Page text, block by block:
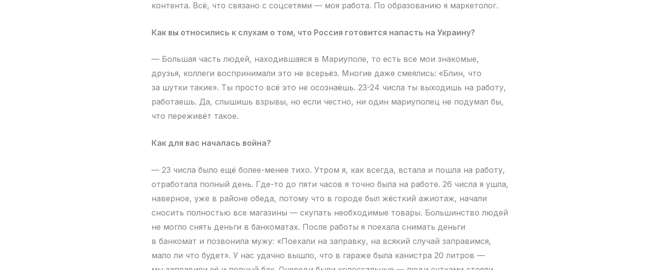
контента. Всё, что связано с соцсетями — моя работа. По образованию я маркетолог.
Как вы относились к слухам о том, что Россия готовится напасть на Украину?
— Большая часть людей, находившаяся в Мариуполе, то есть все мои знакомые,
друзья, коллеги воспринимали это не всерьёз. Многие даже смеялись: «Блин, что
за шутки такие». Ты просто всё это не осознаёшь. 23-24 числа ты выходишь на работу,
работаешь. Да, слышишь взрывы, но если честно, ни один мариуполец не подумал бы,
что переживёт такое.
Как для вас началась война?
— 23 числа было ещё более-менее тихо. Утром я, как всегда, встала и пошла на работу,
отработала полный день. Где-то до пяти часов я точно была на работе. 26 числа я ушла,
наверное, уже в районе обеда, потому что в городе был жёсткий ажиотаж, начали
сносить полностью все магазины — скупать необходимые товары. Большинство людей
не могло снять деньги в банкоматах. После работы я поехала снимать деньги
в банкомат и позвонила мужу: «Поехали на заправку, на всякий случай заправимся,
мало ли что будет». У нас удачно вышло, что в гараже была канистра 20 литров —